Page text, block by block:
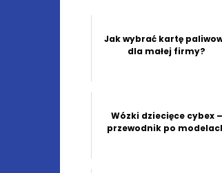
Jak wybrać kartę
dla małej firmy?
Wózki dziecięce cybex –
przewodnik po